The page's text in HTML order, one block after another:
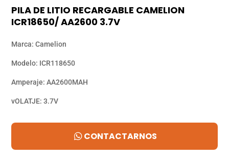
PILA DE LITIO RECARGABLE CAMELION
ICR18650/ AA2600 3.7V
Marca: Camelion
Modelo: ICR118650
Amperaje: AA2600MAH
vOLATJE: 3.7V
CONTACTARNOS